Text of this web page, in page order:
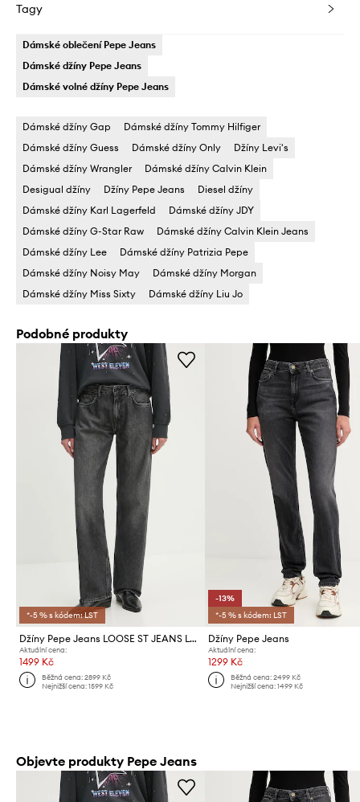
Tagy
Dámské oblečení Pepe Jeans
Dámské džíny Pepe Jeans
Dámské volné džíny Pepe Jeans
Dámské džíny Gap
Dámské džíny Tommy Hilfiger
Dámské džíny Guess
Dámské džíny Only
Džíny Levi's
Dámské džíny Wrangler
Dámské džíny Calvin Klein
Desigual džíny
Džíny Pepe Jeans
Diesel džíny
Dámské džíny Karl Lagerfeld
Dámské džíny JDY
Dámské džíny G-Star Raw
Dámské džíny Calvin Klein Jeans
Dámské džíny Lee
Dámské džíny Patrizia Pepe
Dámské džíny Noisy May
Dámské džíny Morgan
Dámské džíny Miss Sixty
Dámské džíny Liu Jo
Podobné produkty
*-5 % s kódem: LST
Džíny Pepe Jeans LOOSE ST JEANS LW NICKY
Aktuální cena:
1499 Kč
Běžná cena:2899 Kč
Nejnižší cena:1599 Kč
-13%
*-5 % s kódem: LST
Džíny Pepe Jeans
Aktuální cena:
1299 Kč
Běžná cena: 2499 Kč
Nejnižší cena: 1499 Kč
Objevte produkty Pepe Jeans